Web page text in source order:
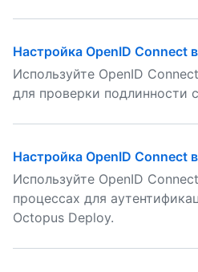
Настройка OpenID Connect
Используйте OpenID
для проверки подлинности
Настройка OpenID Connect
Используйте OpenID
процессах для
Octopus Deploy.